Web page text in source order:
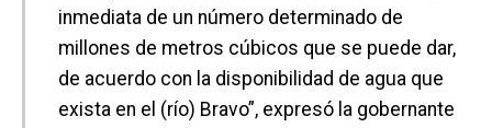
inmediata de un número determinado de
millones de metros cúbicos que se puede dar,
de acuerdo con la disponibilidad de agua que
exista en el (río) Bravo”, expresó la gobernante